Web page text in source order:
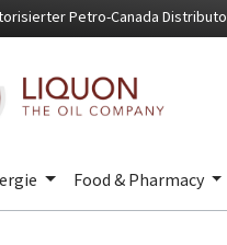
springenPetro-Canada
Food & Pharmacy